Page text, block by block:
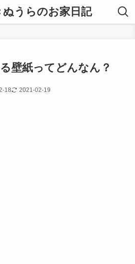
うらのお家日記
壁紙ってどんなん？
18 2021-02-19